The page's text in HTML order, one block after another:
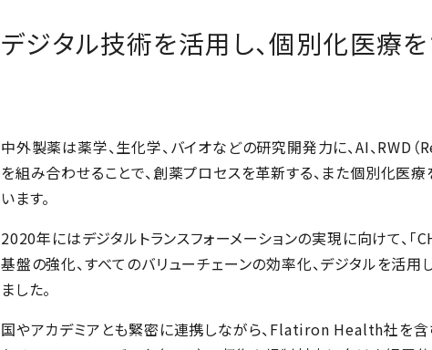
デジタル技術を活用し、個別化医療
中外製薬は薬学、生化学、バイオなどの研究開発力に、AI、RWD
を組み合わせることで、創薬プロセスを革新する、また個別化医
います。
2020年にはデジタルトランスフォーメーションの実現に向けて、
基盤の強化、すべてのバリューチェーンの効率化、デジタルを活
ました。
国やアカデミアとも緊密に連携しながら、Flatiron Health社を含